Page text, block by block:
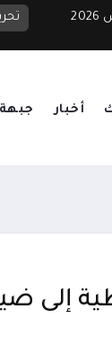
الخميس، 06 أغسطس 2026
أخبار
إلى